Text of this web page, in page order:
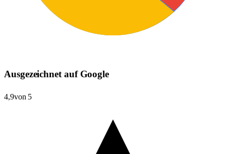
Ausgezeichnet auf Google
4,9von 5